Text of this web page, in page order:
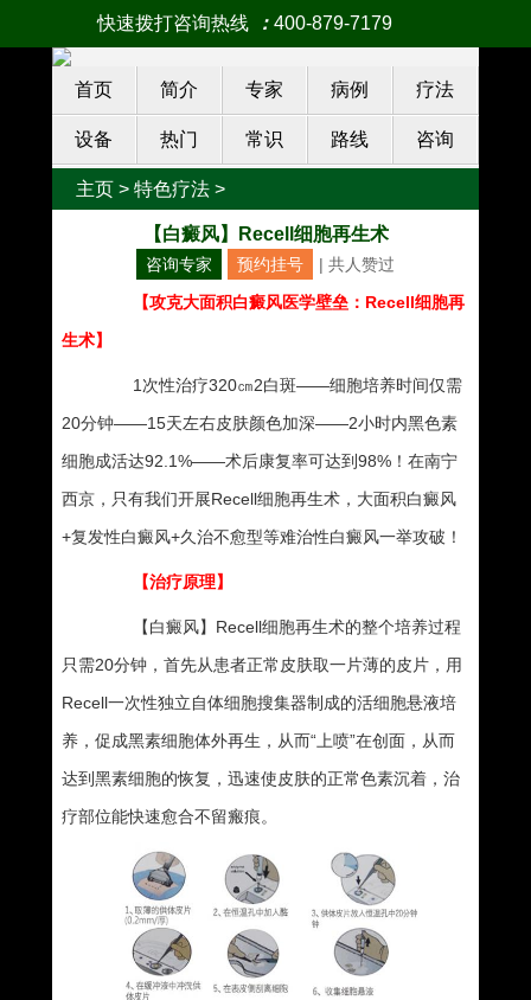
快速拨打咨询热线 ： 400-879-7179
首页 简介 专家 病例 疗法
设备 热门 常识 路线 咨询
主页 > 特色疗法 >
【白癜风】Recell细胞再生术
咨询专家 预约挂号 | 共人赞过
【攻克大面积白癜风医学壁垒：Recell细胞再
生术】
1次性治疗320㎝2白斑——细胞培养时间仅需
20分钟——15天左右皮肤颜色加深——2小时内黑色素
细胞成活达92.1%——术后康复率可达到98%！在南宁
西京，只有我们开展Recell细胞再生术，大面积白癜风
+复发性白癜风+久治不愈型等难治性白癜风一举攻破！
【治疗原理】
【白癜风】Recell细胞再生术的整个培养过程
只需20分钟，首先从患者正常皮肤取一片薄的皮片，用
Recell一次性独立自体细胞搜集器制成的活细胞悬液培
养，促成黑素细胞体外再生，从而“上喷”在创面，从而
达到黑素细胞的恢复，迅速使皮肤的正常色素沉着，治
疗部位能快速愈合不留瘢痕。